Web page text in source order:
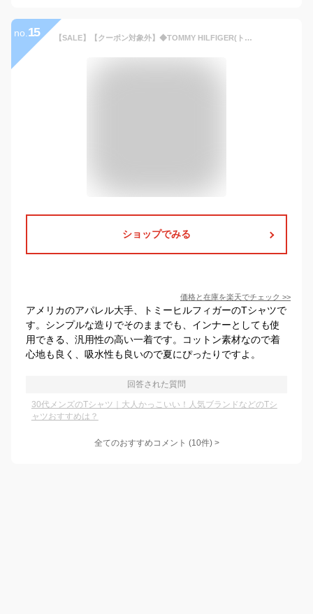
no. 15 【SALE】【クーポン対象外】◆TOMMY HILFIGER(トミー ヒルフィガー)Basic Cotton Core Flag◆ブランド Tシャツ ワンポイント メンズ レディース カップル クルーネック 半袖 Tシャツ ルームウェア 部屋着 トップス 夏 夏服 綿 ホワイト グレー ネイビー 大きい S-XXL
ショップでみる
価格と在庫を楽天でチェック >>
アメリカのアパレル大手、トミーヒルフィガーのTシャツで
す。シンプルな造りでそのままでも、インナーとしても使
用できる、汎用性の高い一着です。コットン素材なので着
心地も良く、吸水性も良いので夏にぴったりですよ。
回答された質問
30代メンズのTシャツ｜大人かっこいい！人気ブランドなどのTシ
ャツおすすめは？
全てのおすすめコメント (10件) >